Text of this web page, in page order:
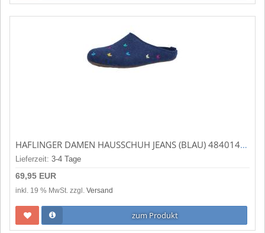
HAFLINGER DAMEN HAUSSCHUH JEANS (BLAU) 484014-72
Lieferzeit: 3-4 Tage
69,95 EUR
inkl. 19 % MwSt. zzgl. Versand
zum Produkt